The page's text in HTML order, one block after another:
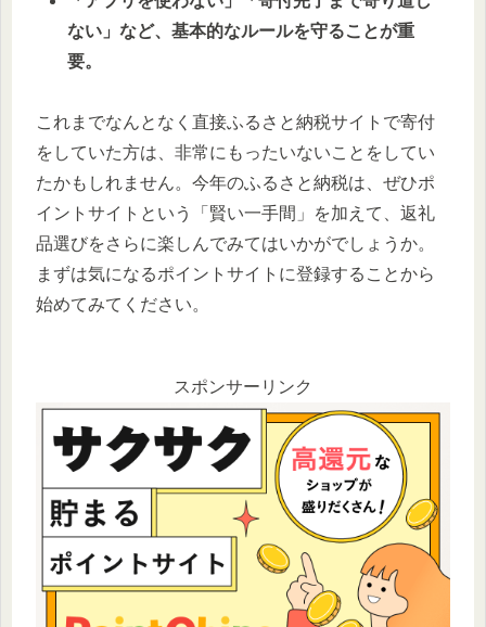
ない」など、基本的なルールを守ることが重
要。
これまでなんとなく直接ふるさと納税サイトで寄付
をしていた方は、非常にもったいないことをしてい
たかもしれません。今年のふるさと納税は、ぜひポ
イントサイトという「賢い一手間」を加えて、返礼
品選びをさらに楽しんでみてはいかがでしょうか。
まずは気になるポイントサイトに登録することから
始めてみてください。
スポンサーリンク